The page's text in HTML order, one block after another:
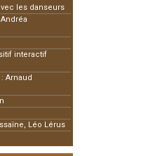
les danseurs
interactif
Arnaud
Léo Lérus